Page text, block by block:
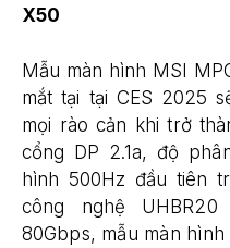
X50
Mẫu màn hình MSI
mắt tại tại CES 2025
mọi rào cản khi trở
cổng DP 2.1a, độ
hình 500Hz đầu tiên
công nghệ
80Gbps, mẫu màn